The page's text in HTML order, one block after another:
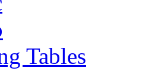
Tables